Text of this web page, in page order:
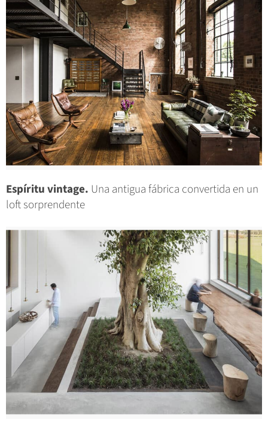
Espíritu vintage. Una antigua fábrica convertida en un
loft sorprendente